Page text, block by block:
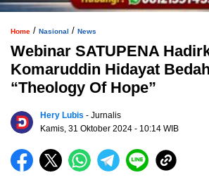
Home / Nasional / News
Webinar SATUPENA
Komaruddin Hidayat
“Theology Of Hope”
Hery Lubis - Jurnalis
Kamis, 31 Oktober 2024 - 10:14 WIB